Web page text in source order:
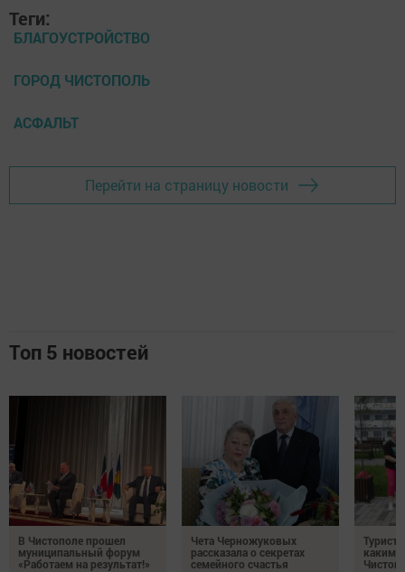
Теги:
БЛАГОУСТРОЙСТВО
ГОРОД ЧИСТОПОЛЬ
АСФАЛЬТ
Перейти на страницу новости
Топ 5 новостей
В Чистополе прошел
муниципальный форум
«Работаем на результат!»
Чета Черножуковых
рассказала о секретах
семейного счастья
каким